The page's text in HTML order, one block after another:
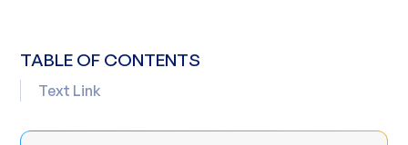
TABLE OF CONTENTS
Text Link